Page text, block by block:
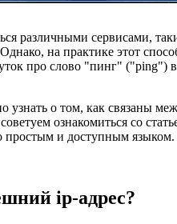
различными сервисами,
на практике этот
про слово "пинг" ("ping")
узнать о том, как связаны
ознакомиться со
простым и доступным языком.
ip-адрес?